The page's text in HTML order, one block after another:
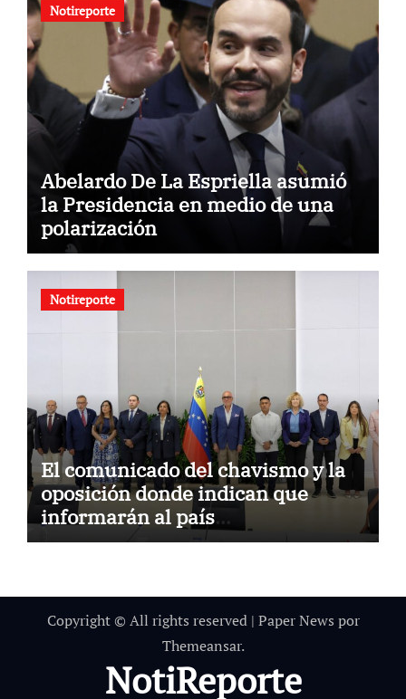
Notireporte
Abelardo De La Espriella asumió
la Presidencia en medio de una
polarización
Notireporte
El comunicado del chavismo y la
oposición donde indican que
informarán al país
oportunamente sobre los avances
Copyright © All rights reserved | Paper News por
Themeansar.
NotiReporte